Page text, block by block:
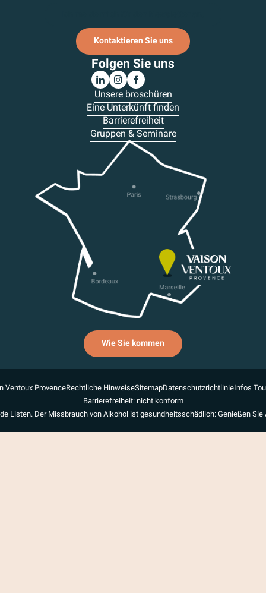
Kontaktieren Sie uns
Folgen Sie uns
Unsere broschüren
Eine Unterkünft finden
Barrierefreiheit
Gruppen & Seminare
Wie Sie kommen
Ventoux ProvenceRechtliche HinweiseSitemapDatenschutzrichtlinieInfos
Barrierefreiheit: nicht konform
Listen. Der Missbrauch von Alkohol ist gesundheitsschädlich: Genießen Sie